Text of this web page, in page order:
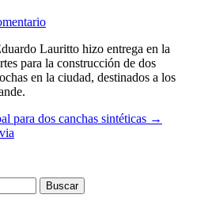
Lauritto hizo entrega en la
para la construcción de dos
en la ciudad, destinados a los
para dos canchas sintéticas →